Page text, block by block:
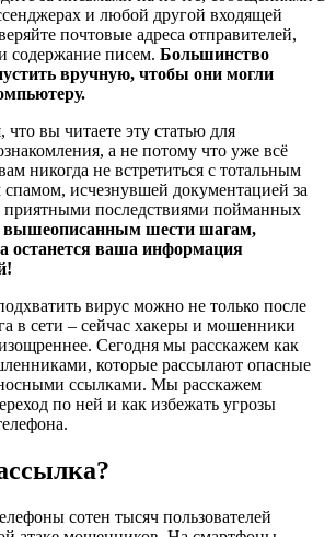
и любой другой входящей
почтовые адреса отправителей,
содержание писем. Большинство
вручную, чтобы они могли
вы читаете эту статью для
а не потому что уже всё
никогда не встретиться с тотальным
исчезнувшей документацией за
последствиями пойманных
вышеописанным шести шагам,
останется ваша информация
вирус можно не только после
в сети – сейчас хакеры и мошенники
Сегодня мы расскажем как
которые рассылают опасные
ссылками. Мы расскажем
по ней и как избежать угрозы
сотен тысяч пользователей